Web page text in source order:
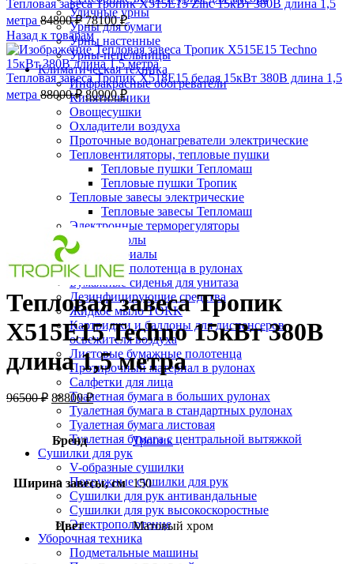
Уличные урны
Урны для бумаги
Урны настенные
Урны-пепельницы
Климатическая техника
Инфракрасные обогреватели
Кипятильники
Овощесушки
Охладители воздуха
Проточные водонагреватели электрические
Тепловентиляторы, тепловые пушки
Тепловые пушки Тепломаш
Тепловые пушки Тропик
Тепловые завесы электрические
Тепловые завесы Тепломаш
Электронные терморегуляторы
Пеленальные столы
Расходные материалы
Бумажные полотенца в рулонах
Бумажные сиденья для унитаза
Дезинфицирующие средства
Жидкое мыло TORK
Картриджи и баллоны для диспенсеров
освежителя воздуха
Листовые бумажные полотенца
Протирочный материал в рулонах
Салфетки для лица
Туалетная бумага в больших рулонах
Туалетная бумага в стандартных рулонах
Туалетная бумага листовая
Туалетная бумага с центральной вытяжкой
Сушилки для рук
V-образные сушилки
Погружные сушилки для рук
Сушилки для рук антивандальные
Сушилки для рук высокоскоростные
Электрополотенце
Уборочная техника
Подметальные машины
Тепловая завеса Тропик X515E15 Zinc 15кВт 380В длина 1,5
метра 84800₽ 78100₽
Назад к товарам
Тепловая завеса Тропик X518E15 белая 15кВт 380В длина 1,5
метра 88000₽ 80900₽
-8%;процент скидки
Нажмите, чтобы увеличить
Тепловая завеса Тропик
X515E15 Techno 15кВт 380В
длина 1,5 метра
96500₽ 88800₽
Бренд Тропик
Ширина завесы, см 150
Цвет Матовый хром